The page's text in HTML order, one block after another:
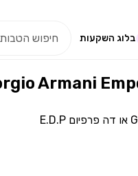
בלוג השקעות